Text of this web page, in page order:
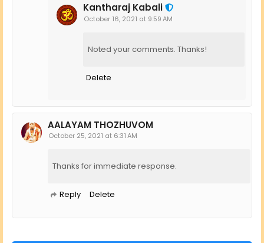
Kantharaj Kabali
October 16, 2021 at 9:59 AM
Noted your comments. Thanks!
Delete
AALAYAM THOZHUVOM
October 25, 2021 at 6:31 AM
Thanks for immediate response.
Reply Delete